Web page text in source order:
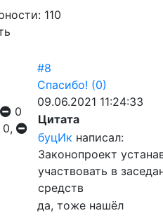
110
0
0,
#8
Спасибо! (0)
09.06.2021 11:24:33
Цитата
буцИк написал:
Законопроект
участвовать в
средств
да, тоже нашёл